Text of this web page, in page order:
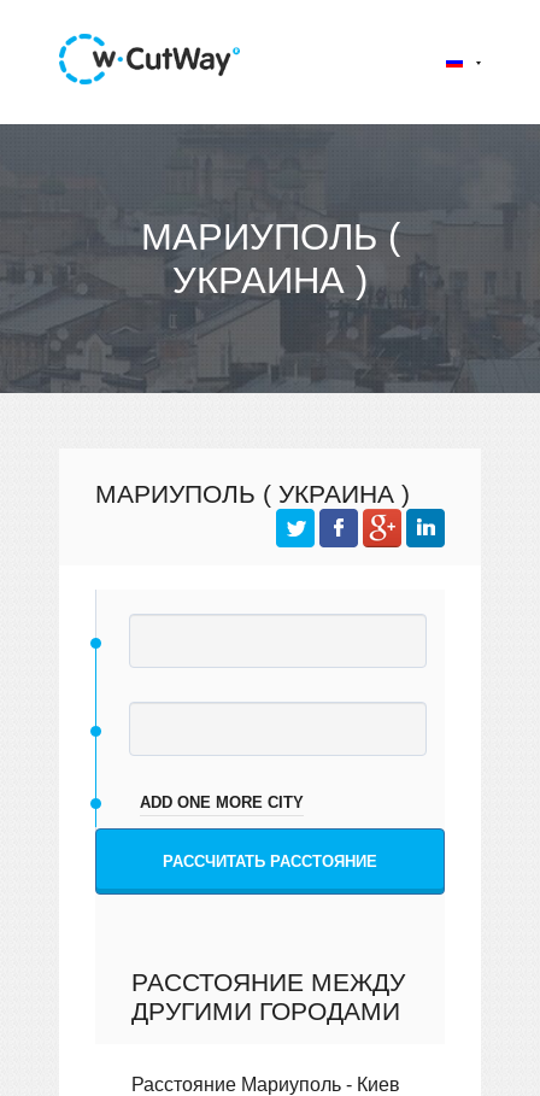
МАРИУПОЛЬ (
УКРАИНА )
МАРИУПОЛЬ ( УКРАИНА )
ADD ONE MORE CITY
РАССЧИТАТЬ РАССТОЯНИЕ
РАССТОЯНИЕ МЕЖДУ
ДРУГИМИ ГОРОДАМИ
Расстояние Мариуполь - Киев